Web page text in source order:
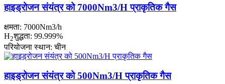
हाइड्रोजन संयंत्र को 7000Nm3/H प्राकृतिक गैस
क्षमता: 7000Nm3/h
H2शुद्धता: 99.999%
परियोजना स्थान: चीन
हाइड्रोजन संयंत्र को 500Nm3/H प्राकृतिक गैस